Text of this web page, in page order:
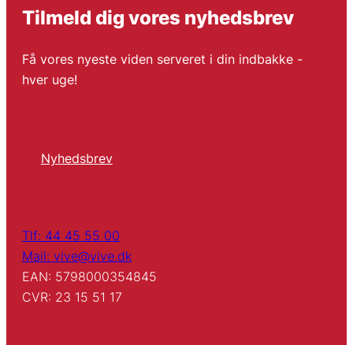
Tilmeld dig vores nyhedsbrev
Få vores nyeste viden serveret i din indbakke -
hver uge!
Nyhedsbrev
Tlf: 44 45 55 00
Mail: vive@vive.dk
EAN: 5798000354845
CVR: 23 15 51 17